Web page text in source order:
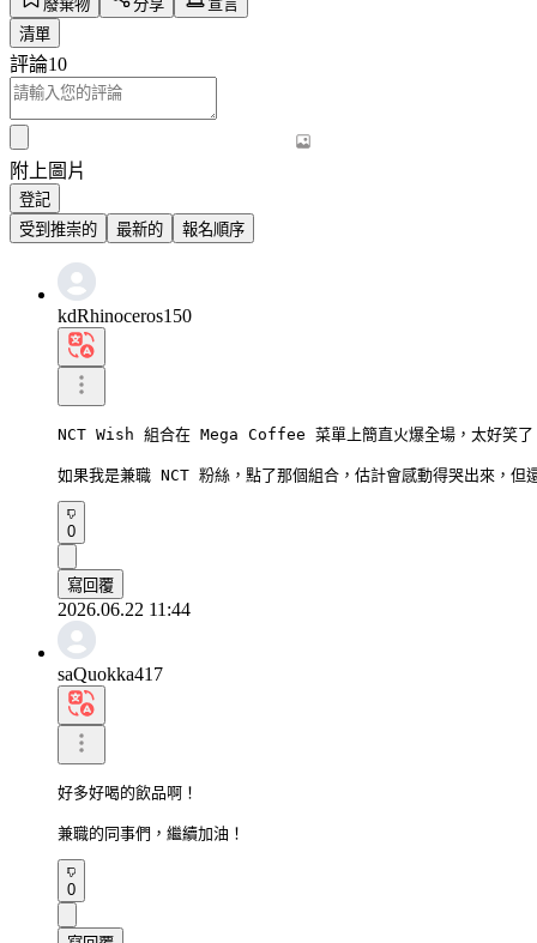
廢棄物 分享
宣言
清單
評論10
附上圖片
登記
受到推崇的
最新的 報名順序
kdRhinoceros150
NCT Wish 組合在 Mega Coffee 菜單上簡直火爆全場，太好笑了
如果我是兼職 NCT 粉絲，點了那個組合，估計會感動得哭出來，但
0
寫回覆
2026.06.22 11:44
saQuokka417
好多好喝的飲品啊！
兼職的同事們，繼續加油！
0